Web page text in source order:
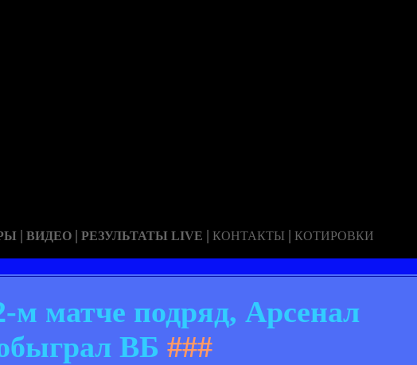
| ВИДЕО | РЕЗУЛЬТАТЫ LIVE | КОНТАКТЫ | КОТИРОВКИ
м матче подряд, Арсенал
ВБ ###